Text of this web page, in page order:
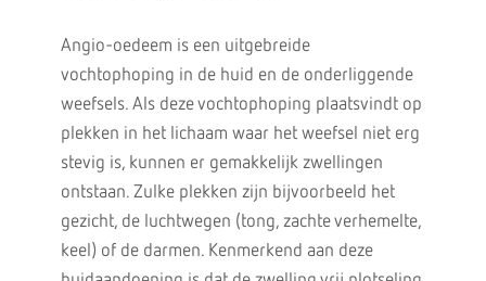
Angio-oedeem is een uitgebreide
vochtophoping in de huid en de onderliggende
weefsels. Als deze vochtophoping plaatsvindt op
plekken in het lichaam waar het weefsel niet erg
stevig is, kunnen er gemakkelijk zwellingen
ontstaan. Zulke plekken zijn bijvoorbeeld het
gezicht, de luchtwegen (tong, zachte verhemelte,
keel) of de darmen. Kenmerkend aan deze